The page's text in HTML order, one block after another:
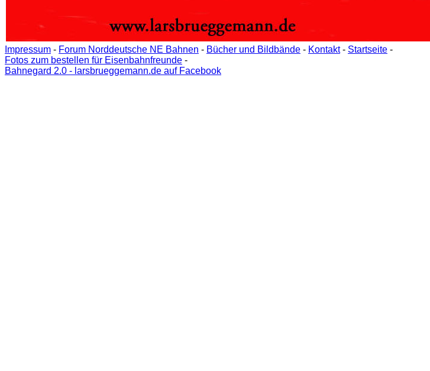
Impressum - Forum Norddeutsche NE Bahnen - Bücher und Bildbände - Kontakt- Startseite -
Fotos zum bestellen für Eisenbahnfreunde -
Bahnegard 2.0 - larsbrueggemann.de auf Facebook